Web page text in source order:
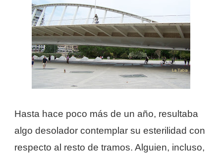
Hasta hace poco más de un año, resultaba
algo desolador contemplar su esterilidad con
respecto al resto de tramos. Alguien, incluso,